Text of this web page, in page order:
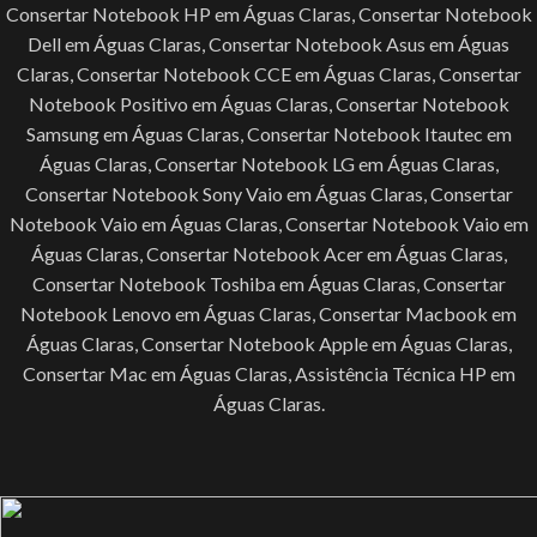
Consertar Notebook HP em Águas Claras, Consertar Notebook
Dell em Águas Claras, Consertar Notebook Asus em Águas
Claras, Consertar Notebook CCE em Águas Claras, Consertar
Notebook Positivo em Águas Claras, Consertar Notebook
Samsung em Águas Claras, Consertar Notebook Itautec em
Águas Claras, Consertar Notebook LG em Águas Claras,
Consertar Notebook Sony Vaio em Águas Claras, Consertar
Notebook Vaio em Águas Claras, Consertar Notebook Vaio em
Águas Claras, Consertar Notebook Acer em Águas Claras,
Consertar Notebook Toshiba em Águas Claras, Consertar
Notebook Lenovo em Águas Claras, Consertar Macbook em
Águas Claras, Consertar Notebook Apple em Águas Claras,
Consertar Mac em Águas Claras, Assistência Técnica HP em
Águas Claras.